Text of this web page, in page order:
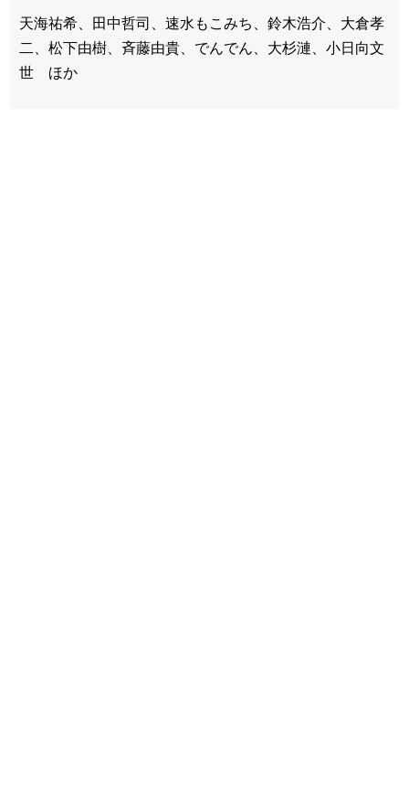
天海祐希、田中哲司、速水もこみち、鈴木浩介、大倉孝
二、松下由樹、斉藤由貴、でんでん、大杉漣、小日向文
世 ほか